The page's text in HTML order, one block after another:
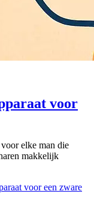
voor
elke man die
makkelijk
voor een zware